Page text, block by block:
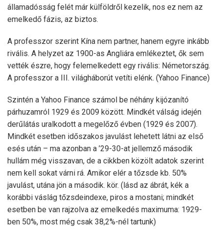
államadósság felét már külföldről kezelik, nos ez nem az
emelkedő fázis, az biztos.
A professzor szerint Kína nem partner, hanem egyre inkább
rivális. A helyzet az 1900-as Angliára emlékeztet, ők sem
vették észre, hogy felemelkedett egy rivális: Németország.
A professzor a III. világháborút vetíti elénk. (Yahoo Finance)
Szintén a Yahoo Finance számol be néhány kijózanító
párhuzamról 1929 és 2009 között. Mindkét válság idején
derűlátás uralkodott a megelőző évben (1929 és 2007).
Mindkét esetben időszakos javulást lehetett látni az első
esés után – ma azonban a ’29-30-at jellemző második
hullám még visszavan, de a cikkben közölt adatok szerint
nem kell sokat várni rá. Amikor elér a tőzsde kb. 50%
javulást, utána jön a második. kör. (lásd az ábrát, kék a
korábbi váslág tőzsdeindexe, piros a mostani; mindkét
esetben be van rajzolva az emelkedés maximuma: 1929-
ben 50%, most még csak 38,2%-nél tartunk)